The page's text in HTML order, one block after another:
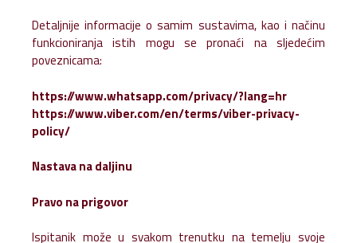
Detaljnije informacije o samim sustavima, kao i načinu
funkcioniranja istih mogu se pronaći na sljedećim
poveznicama:
https://www.whatsapp.com/privacy/?lang=hr
https://www.viber.com/en/terms/viber-privacy-
policy/
Nastava na daljinu
Pravo na prigovor
Ispitanik može u svakom trenutku na temelju svoje